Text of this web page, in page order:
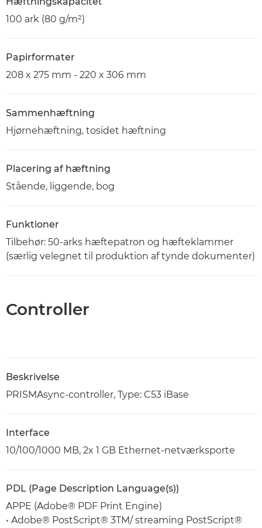
100 ark (80 g/m²)
Papirformater
208 x 275 mm - 220 x 306 mm
Sammenhæftning
Hjørnehæftning, tosidet hæftning
Placering af hæftning
Stående, liggende, bog
Funktioner
Tilbehør: 50-arks hæftepatron og hæfteklammer
(særlig velegnet til produktion af tynde dokumenter)
Controller
Beskrivelse
PRISMAsync-controller, Type: C53 iBase
Interface
10/100/1000 MB, 2x 1 GB Ethernet-netværksporte
PDL (Page Description Language(s))
APPE (Adobe® PDF Print Engine)
• Adobe® PostScript® 3TM/ streaming PostScript®